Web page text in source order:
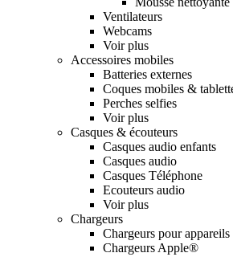
Ventilateurs
Webcams
Voir plus
Accessoires mobiles
Batteries externes
Coques mobiles &
Perches selfies
Voir plus
Casques & écouteurs
Casques audio enfants
Casques audio
Casques Téléphone
Ecouteurs audio
Voir plus
Chargeurs
Chargeurs pour appareils
Chargeurs Apple®